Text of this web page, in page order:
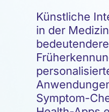
Künstliche
in der
Symptom-